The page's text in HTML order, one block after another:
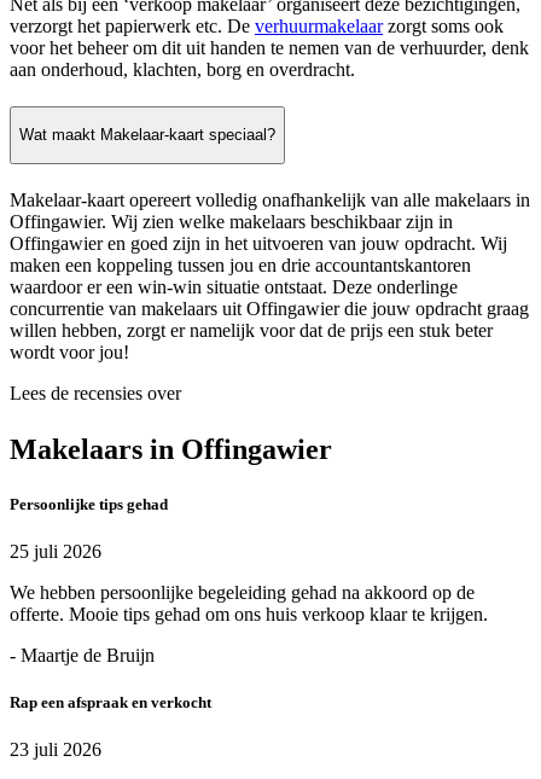
verzorgt het papierwerk etc. De verhuurmakelaarzorgt soms ook
voor het beheer om dit uit handen te nemen van de verhuurder, denk
aan onderhoud, klachten, borg en overdracht.
Wat maakt Makelaar-kaart speciaal?
Makelaar-kaart opereert volledig onafhankelijk van alle makelaars in
Offingawier. Wij zien welke makelaars beschikbaar zijn in
Offingawier en goed zijn in het uitvoeren van jouw opdracht. Wij
maken een koppeling tussen jou en drie accountantskantoren
waardoor er een win-win situatie ontstaat. Deze onderlinge
concurrentie van makelaars uit Offingawier die jouw opdracht graag
willen hebben, zorgt er namelijk voor dat de prijs een stuk beter
wordt voor jou!
Lees de recensies over
Makelaars in Offingawier
Persoonlijke tips gehad
25 juli 2026
We hebben persoonlijke begeleiding gehad na akkoord op de
offerte. Mooie tips gehad om ons huis verkoop klaar te krijgen.
- Maartje de Bruijn
Rap een afspraak en verkocht
23 juli 2026